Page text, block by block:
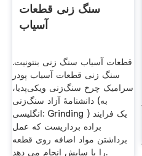
سنگ زنی قطعات
آسیاب
قطعات آسیاب سنگ زنی بنتونیت.
سنگ زنی قطعات آسیاب پودر
سرامیک چرخ سنگ‌زنی ویکی‌پدیا،
دانشنامهٔ آزاد سنگ‌زنی (به
انگلیسی: Grinding ) یک فرایند
براده برداریست که عمل
برداشتن مواد اضافه روی قطعه
را با سایش انجام می دهد.